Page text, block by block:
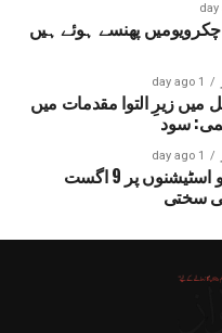
پھنسے ہوئے ہیں
1 day ago
میں زیرِ التوا مقدمات میں
1 day ago
دہلی میٹرو اسٹیشنوں پر 9 اگست
سختی